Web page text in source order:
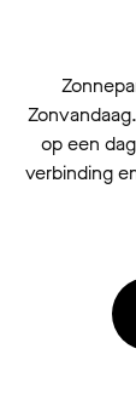
op een
verbinding